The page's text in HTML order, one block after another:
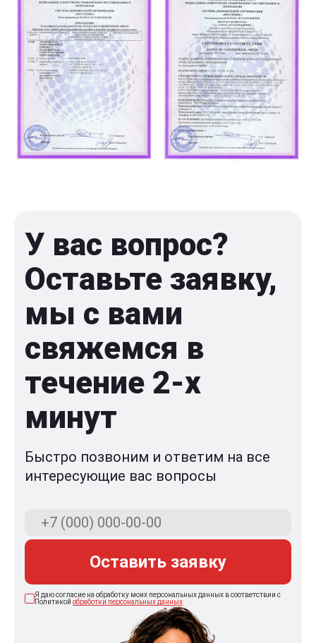
У вас вопрос?
Оставьте заявку,
мы с вами
свяжемся в
течение 2-x
минут
Быстро позвоним и ответим на все
интересующие вас вопросы
Оставить заявку
Я даю согласие на обработку моих персональных данных в соответствии с
Политикой обработки персональных данных